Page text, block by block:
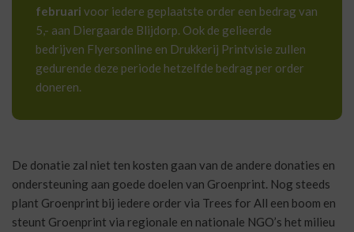
februari voor iedere geplaatste order een bedrag van
5,- aan Diergaarde Blijdorp. Ook de gelieerde
bedrijven Flyersonline en Drukkerij Printvisie zullen
gedurende deze periode hetzelfde bedrag per order
doneren.
De donatie zal niet ten kosten gaan van de andere donaties en
ondersteuning aan goede doelen van Groenprint. Nog steeds
plant Groenprint bij iedere order via Trees for All een boom en
steunt Groenprint via regionale en nationale NGO’s het milieu